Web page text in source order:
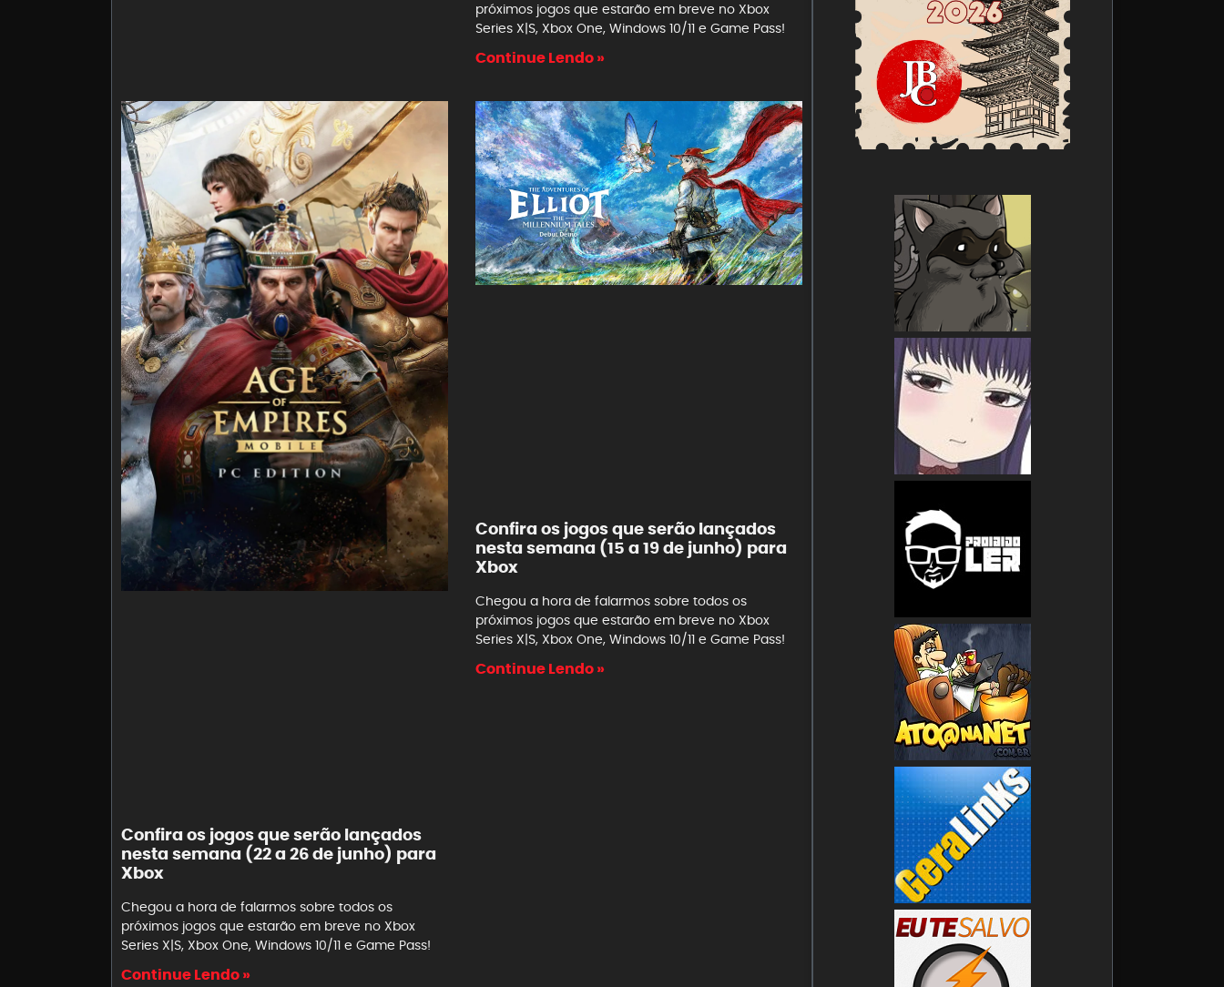
próximos jogos que estarão em breve no Xbox
Series X|S, Xbox One, Windows 10/11 e Game Pass!
Continue Lendo »
Confira os jogos que serão lançados
nesta semana (22 a 26 de junho) para
Xbox
Chegou a hora de falarmos sobre todos os
próximos jogos que estarão em breve no Xbox
Series X|S, Xbox One, Windows 10/11 e Game Pass!
Continue Lendo »
Confira os jogos que serão lançados
nesta semana (15 a 19 de junho) para
Xbox
Chegou a hora de falarmos sobre todos os
próximos jogos que estarão em breve no Xbox
Series X|S, Xbox One, Windows 10/11 e Game Pass!
Continue Lendo »